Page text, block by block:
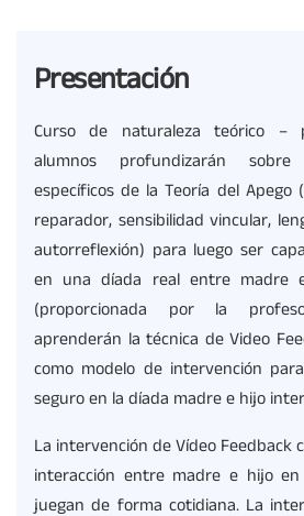
Presentación
Curso de naturaleza teórico –
alumnos profundizarán
específicos de la Teoría del Apego
reparador, sensibilidad vincular,
autorreflexión) para luego ser
en una díada real entre madre
(proporcionada por la
aprenderán la técnica de Video
como modelo de intervención
seguro en la díada madre e hijo
La intervención de Vídeo Feedback
interacción entre madre e hijo
juegan de forma cotidiana. La